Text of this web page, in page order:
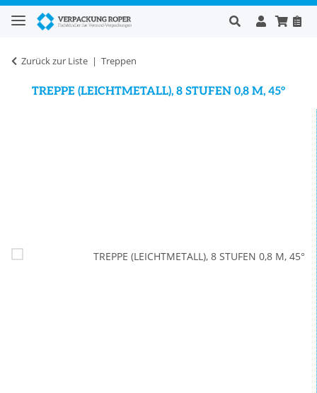
Zurück zur Liste Treppen
TREPPE (LEICHTMETALL), 8 STUFEN 0,8 M, 45°